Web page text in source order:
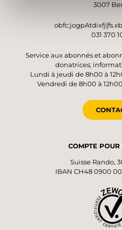
3007
031 370
Service aux abonnés et
donatrices;
Lundi à jeudi de 8h00 à
Vendredi de 8h00 à
COMPTE POUR
Suisse Rando,
IBAN CH48 0900